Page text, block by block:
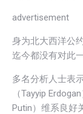
advertisement
身为北大西洋公
迄今都没有对此
多名分析人士表
（Tayyip
Putin）维系良好